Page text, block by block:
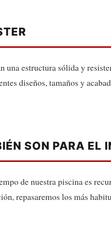
una estructura sólida y
diseños, tamaños y
SON PARA EL
de nuestra piscina es
repasaremos los más